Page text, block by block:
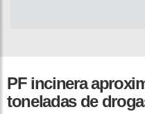
PF incinera
toneladas de